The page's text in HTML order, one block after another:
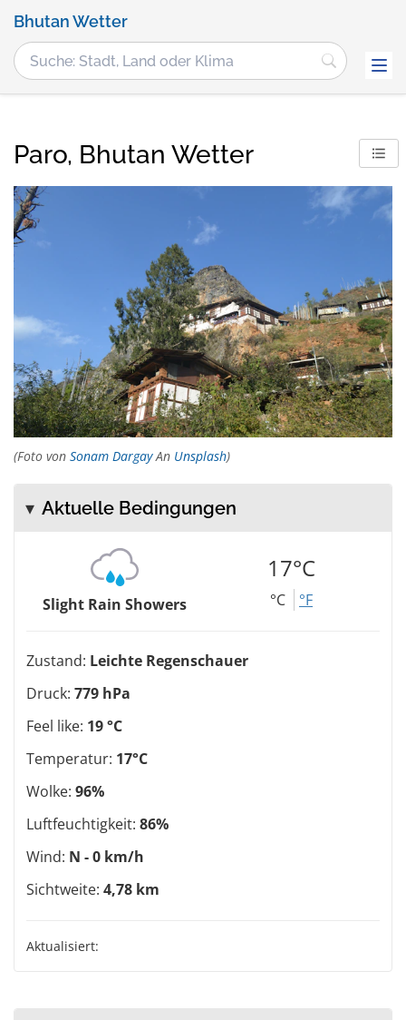
Bhutan Wetter
Paro, Bhutan Wetter
(Foto von Sonam DargayAn Unsplash)
Aktuelle Bedingungen
Slight Rain Showers
17°C
°C °F
Zustand: Leichte Regenschauer
Druck: 779 hPa
Feel like: 19 °C
Temperatur: 17°C
Wolke: 96%
Luftfeuchtigkeit: 86%
Wind: N - 0 km/h
Sichtweite: 4,78 km
Aktualisiert: